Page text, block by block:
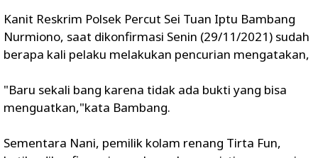
Kanit Reskrim Polsek Percut Sei Tuan Iptu Bambang
Nurmiono, saat dikonfirmasi Senin (29/11/2021) sudah
berapa kali pelaku melakukan pencurian mengatakan,
"Baru sekali bang karena tidak ada bukti yang bisa
menguatkan,"kata Bambang.
Sementara Nani, pemilik kolam renang Tirta Fun,